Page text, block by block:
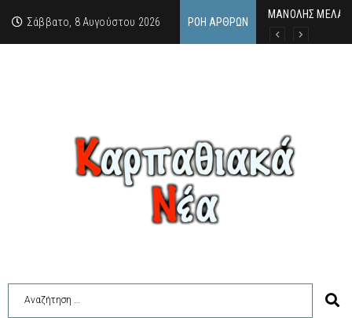
Σάββατο, 8 Αυγούστου 2026 ΡΟΉ ΆΡΘΡΩΝ
MΑΝΟΛΗΣ ΜΕΛΑΣ:
ΕΚΔΗΛΩΣΗ ΤΙΜΗΣ
Κάθε καλοκαίρι